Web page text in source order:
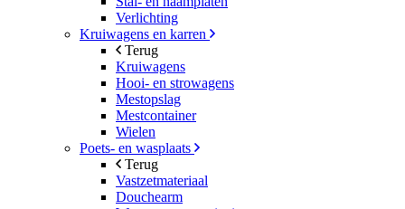
Verlichting
Kruiwagens en karren
Terug
Kruiwagens
Hooi- en strowagens
Mestopslag
Mestcontainer
Wielen
Poets- en wasplaats
Terug
Vastzetmateriaal
Douchearm